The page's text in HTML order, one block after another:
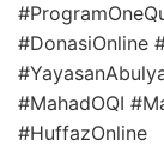
#DonasiOnline
#MahadOQI
#HuffazOnline